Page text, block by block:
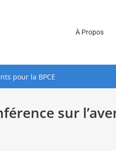
À Propos
pour la BPCE
sur